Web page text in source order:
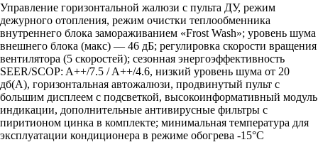
Управление горизонтальной жалюзи с пульта ДУ, режим
дежурного отопления, режим очистки теплообменника
внутреннего блока замораживанием «Frost Wash»; уровень шума
внешнего блока (макс) — 46 дБ; регулировка скорости вращения
вентилятора (5 скоростей); сезонная энергоэффективность
SEER/SCOP: A++/7.5 / A++/4.6, низкий уровень шума от 20
дб(А), горизонтальная автожалюзи, продвинутый пульт с
большим дисплеем с подсветкой, высокоинформативный модуль
индикации, дополнительные антивирусные фильтры с
пиритионом цинка в комплекте; минимальная температура для
эксплуатации кондиционера в режиме обогрева -15°C